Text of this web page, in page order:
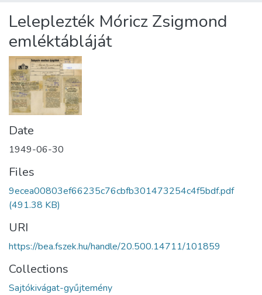
About us
Leleplezték Móricz Zsigmond
emléktábláját
Date
1949-06-30
Files
9ecea00803ef66235c76cbfb301473254c4f5bdf.pdf
(491.38 KB)
URI
https://bea.fszek.hu/handle/20.500.14711/101859
Collections
Sajtókivágat-gyűjtemény